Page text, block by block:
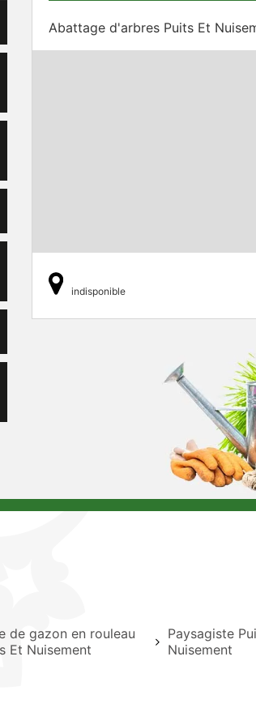
Abattage d'arbres Puits Et
indisponible
de gazon en rouleau
Et Nuisement
Paysagiste
Nuisement